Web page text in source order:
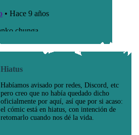
Hiatus
Habíamos avisado por redes, Discord, etc
pero creo que no había quedado dicho
oficialmente por aquí, así que por si acaso:
el cómic está en hiatus, con intención de
retomarlo cuando nos dé la vida.